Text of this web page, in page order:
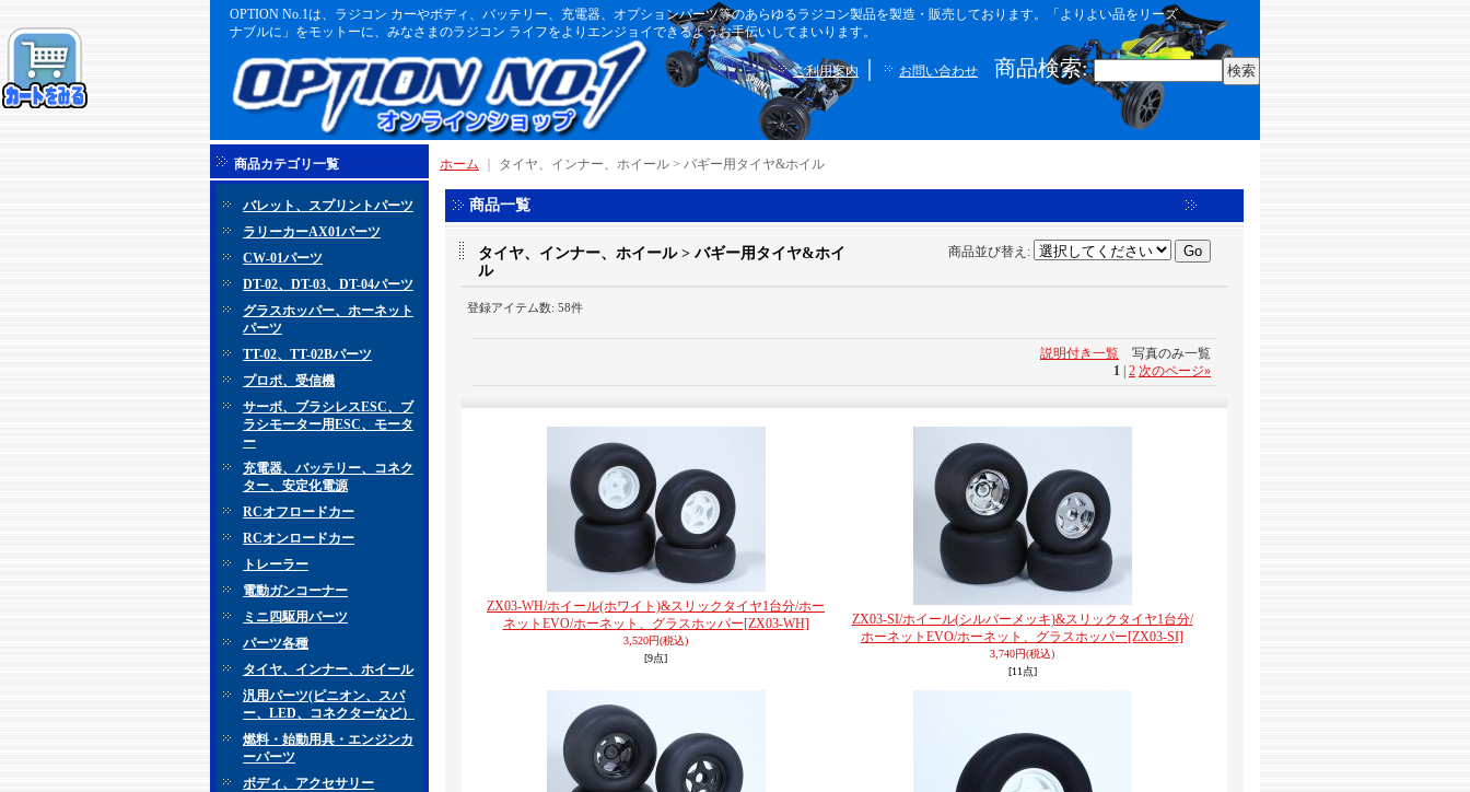
OPTION No.1は、ラジコン カーやボディ、バッテリー、充電器、オプションパーツ等のあらゆるラジコン製品を製造・販売しております。「よりよい品をリーズ
ナブルに」をモットーに、みなさまのラジコン ライフをよりエンジョイできるようお手伝いしてまいります。
ご利用案内 お問い合わせ 商品検索:
商品カテゴリ一覧
バレット、スプリントパーツ
ラリーカーAX01パーツ
CW-01パーツ
DT-02、DT-03、DT-04パーツ
グラスホッパー、ホーネット
パーツ
TT-02、TT-02Bパーツ
プロポ、受信機
サーボ、ブラシレスESC、ブ
ラシモーター用ESC、モータ
ー
充電器、バッテリー、コネク
ター、安定化電源
RCオフロードカー
RCオンロードカー
トレーラー
電動ガンコーナー
ミニ四駆用パーツ
パーツ各種
タイヤ、インナー、ホイール
汎用パーツ(ピニオン、スパ
ー、LED、コネクターなど）
燃料・始動用具・エンジンカ
ーパーツ
ボディ、アクセサリー
ホーム タイヤ、インナー、ホイール > バギー用タイヤ&ホイル
商品一覧
タイヤ、インナー、ホイール > バギー用タイヤ&ホイ
ル
商品並び替え :
登録アイテム数: 58件
説明付き一覧 写真のみ一覧
1 2 次のページ»
ZX03-WH/ホイール(ホワイト)&スリックタイヤ1台分/ホー
ネットEVO/ホーネット、グラスホッパー[ZX03-WH]
3,520円(税込)
[9点]
ZX03-SI/ホイール(シルバーメッキ)&スリックタイヤ1台分/
ホーネットEVO/ホーネット、グラスホッパー[ZX03-SI]
3,740円(税込)
[11点]